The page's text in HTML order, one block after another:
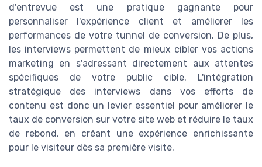
d'entrevue est une pratique gagnante pour
personnaliser l'expérience client et améliorer les
performances de votre tunnel de conversion. De plus,
les interviews permettent de mieux cibler vos actions
marketing en s'adressant directement aux attentes
spécifiques de votre public cible. L'intégration
stratégique des interviews dans vos efforts de
contenu est donc un levier essentiel pour améliorer le
taux de conversion sur votre site web et réduire le taux
de rebond, en créant une expérience enrichissante
pour le visiteur dès sa première visite.